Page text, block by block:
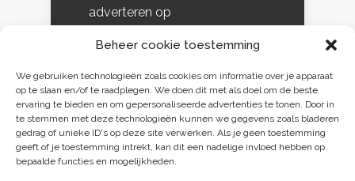
Beheer cookie toestemming
We gebruiken technologieën zoals cookies om informatie over je apparaat
op te slaan en/of te raadplegen. We doen dit met als doel om de beste
ervaring te bieden en om gepersonaliseerde advertenties te tonen. Door in
te stemmen met deze technologieën kunnen we gegevens zoals bladeren
gedrag of unieke ID's op deze site verwerken. Als je geen toestemming
geeft of je toestemming intrekt, kan dit een nadelige invloed hebben op
bepaalde functies en mogelijkheden.
adverteren op
DK & media
Disclaimer
Privacy verklaring